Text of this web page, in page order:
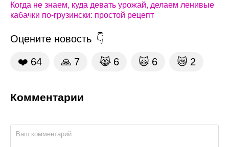
Когда не знаем, куда девать урожай, делаем ленивые
кабачки по-грузински: простой рецепт
Оцените новость
❤️ 64 🙏 7 😹 6 🙀 6 😿 2
Комментарии